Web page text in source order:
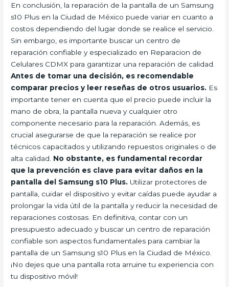
En conclusión, la reparación de la pantalla de un Samsung
s10 Plus en la Ciudad de México puede variar en cuanto a
costos dependiendo del lugar donde se realice el servicio.
Sin embargo, es importante buscar un centro de
reparación confiable y especializado en Reparacion de
Celulares CDMX para garantizar una reparación de calidad.
Antes de tomar una decisión, es recomendable
comparar precios y leer reseñas de otros usuarios. Es
importante tener en cuenta que el precio puede incluir la
mano de obra, la pantalla nueva y cualquier otro
componente necesario para la reparación. Además, es
crucial asegurarse de que la reparación se realice por
técnicos capacitados y utilizando repuestos originales o de
alta calidad. No obstante, es fundamental recordar
que la prevención es clave para evitar daños en la
pantalla del Samsung s10 Plus. Utilizar protectores de
pantalla, cuidar el dispositivo y evitar caídas puede ayudar a
prolongar la vida útil de la pantalla y reducir la necesidad de
reparaciones costosas. En definitiva, contar con un
presupuesto adecuado y buscar un centro de reparación
confiable son aspectos fundamentales para cambiar la
pantalla de un Samsung s10 Plus en la Ciudad de México.
¡No dejes que una pantalla rota arruine tu experiencia con
tu dispositivo móvil!